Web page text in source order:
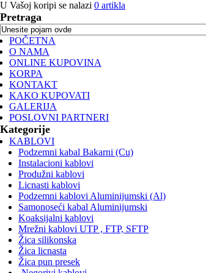
U Vašoj koripi se nalazi 0 artikla
Pretraga
POČETNA
O NAMA
ONLINE KUPOVINA
KORPA
KONTAKT
KAKO KUPOVATI
GALERIJA
POSLOVNI PARTNERI
Kategorije
KABLOVI
Podzemni kabal Bakarni (Cu)
Instalacioni kablovi
Produžni kablovi
Licnasti kablovi
Podzemni kablovi Aluminijumski (Al)
Samonoseći kabal Aluminijumski
Koaksijalni kablovi
Mrežni kablovi UTP , FTP, SFTP
Žica silikonska
Žica licnasta
Žica pun presek